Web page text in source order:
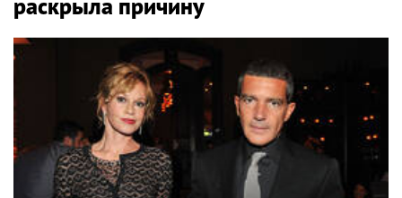
раскрыла причину